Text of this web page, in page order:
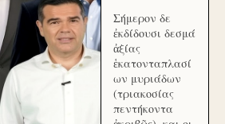
Σήμερον δε
ἐκδίδουσι δεσμά
ἀξίας
ἑκατονταπλασί
ων μυριάδων
(τριακοσίας
πεντήκοντα